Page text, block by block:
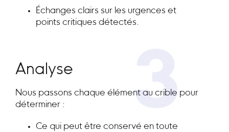
Échanges clairs sur les urgences et
points critiques détectés.
3
Analyse
Nous passons chaque élément au crible pour
déterminer :
Ce qui peut être conservé en toute